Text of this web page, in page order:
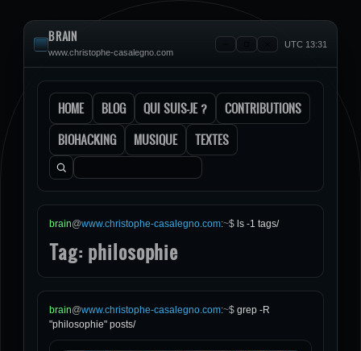
BRAIN
www.christophe-casalegno.com
UTC 13:31
HOME BLOG QUI SUIS-JE ?
CONTRIBUTIONS
BIOHACKING
MUSIQUE TEXTES
Rechercher :
brain@www.christophe-casalegno.com:~$ ls -1 tags/
Tag: philosophie
brain@www.christophe-casalegno.com:~$ grep -R
"philosophie" posts/